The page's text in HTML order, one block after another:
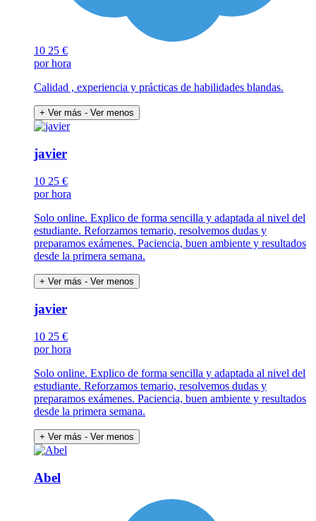
10 25 €
por hora
Calidad , experiencia y prácticas de habilidades blandas.
+ Ver más - Ver menos
javier
10 25 €
por hora
Solo online. Explico de forma sencilla y adaptada al nivel del
estudiante. Reforzamos temario, resolvemos dudas y
preparamos exámenes. Paciencia, buen ambiente y resultados
desde la primera semana.
+ Ver más - Ver menos
javier
10 25 €
por hora
Solo online. Explico de forma sencilla y adaptada al nivel del
estudiante. Reforzamos temario, resolvemos dudas y
preparamos exámenes. Paciencia, buen ambiente y resultados
desde la primera semana.
+ Ver más - Ver menos
Abel